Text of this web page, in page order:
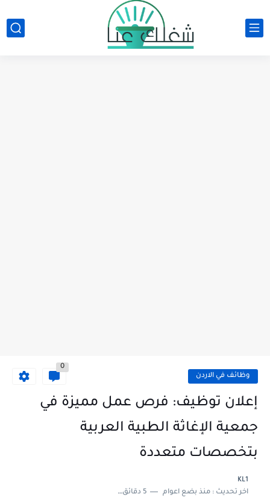
وظائف في الاردن
0
إعلان توظيف: فرص عمل مميزة في
جمعية الإغاثة الطبية العربية
بتخصصات متعددة
KL1
اخر تحديث :منذ بضع اعوام 5 دقائق للقراءة